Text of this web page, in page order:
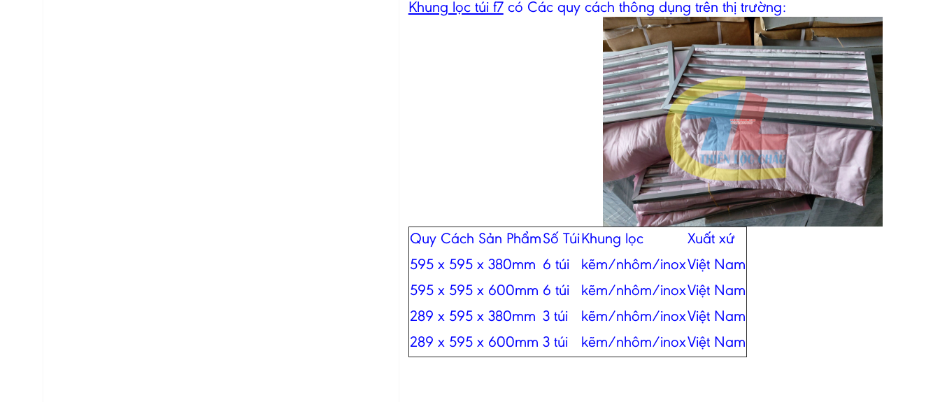
Khung lọc túi f7có Các quy cách thông dụng trên thị trường:
Quy Cách Sản PhẩmSố TúiKhung lọc
Xuất xứ
595 x 595 x 380mm 6 túi kẽm/nhôm/inoxViệt Nam
595 x 595 x 600mm 6 túi kẽm/nhôm/inoxViệt Nam
289 x 595 x 380mm 3 túi kẽm/nhôm/inoxViệt Nam
289 x 595 x 600mm 3 túi kẽm/nhôm/inoxViệt Nam